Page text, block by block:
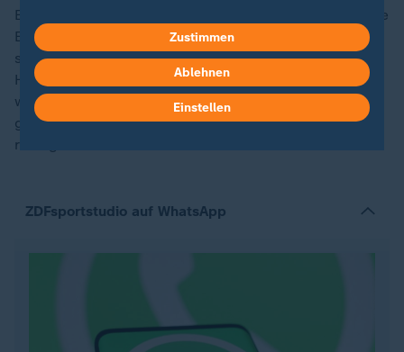
Eine wirkliche Trendwende kann aber nur der sportliche
Erfolg bringen. "Die allerwichtigste Frage ist: Sind wir
sicher, dass Amorim der richtige Mann ist?", fragt
Honigstein. "Wenn diese Frage mit 'Ja' beantwortet
wird, muss man ihm finanziell die Möglichkeiten
geben, die Mannschaft so aufzubauen, dass er die
richtigen Leute hat."
ZDFsportstudio auf WhatsApp
Zustimmen
Ablehnen
Einstellen